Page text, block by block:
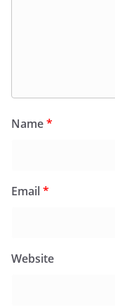
Name*
Email*
Website